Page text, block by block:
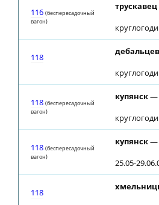
116 (беспересадочный
вагон)
118
118 (беспересадочный
вагон)
купянск
118 (беспересадочный
вагон)
купянск
25.05-
118